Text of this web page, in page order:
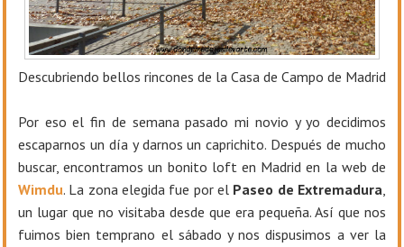
Descubriendo bellos rincones de la Casa de Campo de Madrid
Por eso el fin de semana pasado mi novio y yo decidimos
escaparnos un día y darnos un caprichito. Después de mucho
buscar, encontramos un bonito loft en Madrid en la web de
Wimdu. La zona elegida fue por el Paseo de Extremadura,
un lugar que no visitaba desde que era pequeña. Así que nos
fuimos bien temprano el sábado y nos dispusimos a ver la